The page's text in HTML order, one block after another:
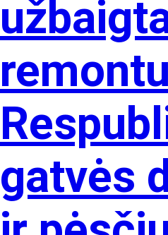
gatvės